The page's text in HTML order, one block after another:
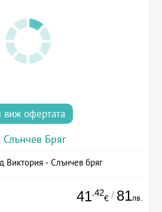
виж офертата
Слънчев Бряг
Виктория - Слънчев бряг
41.42
€ / 81лв.